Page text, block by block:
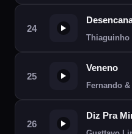
Thiaguinho
Veneno
Fernando